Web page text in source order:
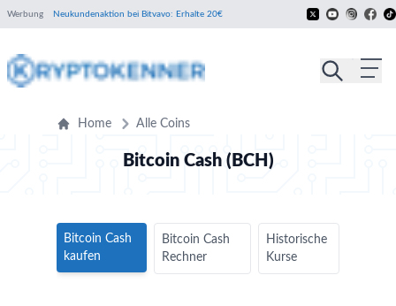
Werbung Neukundenaktion bei Bitvavo: Erhalte 20€
Home Alle Coins
Bitcoin Cash (BCH)
Bitcoin Cash
kaufen
Bitcoin Cash
Rechner
Historische
Kurse